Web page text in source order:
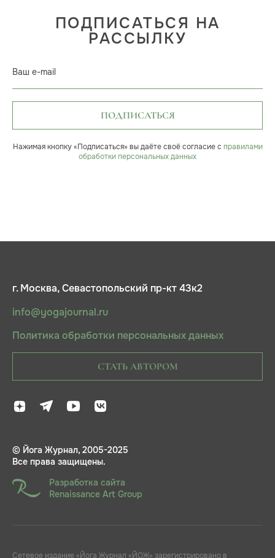
ПОДПИСАТЬСЯ НА
РАССЫЛКУ
Ваш e-mail
ПОДПИСАТЬСЯ
Нажимая кнопку «Подписаться» вы даёте своё согласие с правилами
обработки персональных данных
г. Москва, Севастопольский пр-кт 43к2
info@yogajournal.ru
Политика обработки персональных данных
СТАТЬ АВТОРОМ
© Йога Журнал, 2005-2025
Все права защищены.
Разработка сайта
Renaissance Art Group
Сетевое издание «Йога Журнал «ЙОЖ» зарегистрировано в